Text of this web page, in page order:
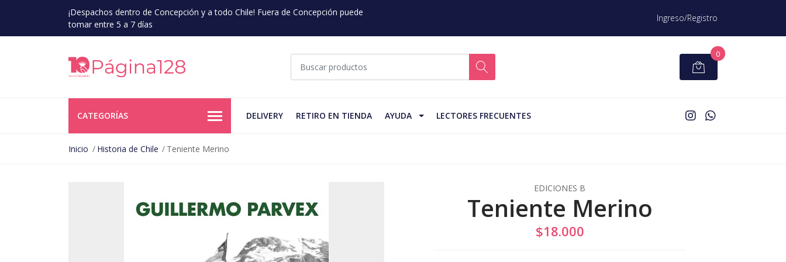
¡Despachos dentro de Concepción y a todo Chile! Fuera de Concepción puede
tomar entre 5 a 7 días
Ingreso/Registro
0
CATEGORÍAS DELIVERY RETIRO EN TIENDA AYUDA LECTORES FRECUENTES
Inicio Historia de Chile Teniente Merino
EDICIONES B
Teniente Merino
$18.000